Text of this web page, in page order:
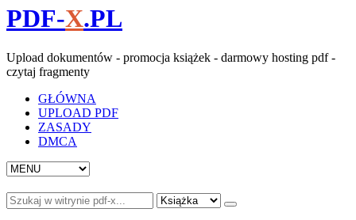
PDF-X.PL
Upload dokumentów - promocja książek - darmowy hosting pdf -
czytaj fragmenty
GŁÓWNA
UPLOAD PDF
ZASADY
DMCA